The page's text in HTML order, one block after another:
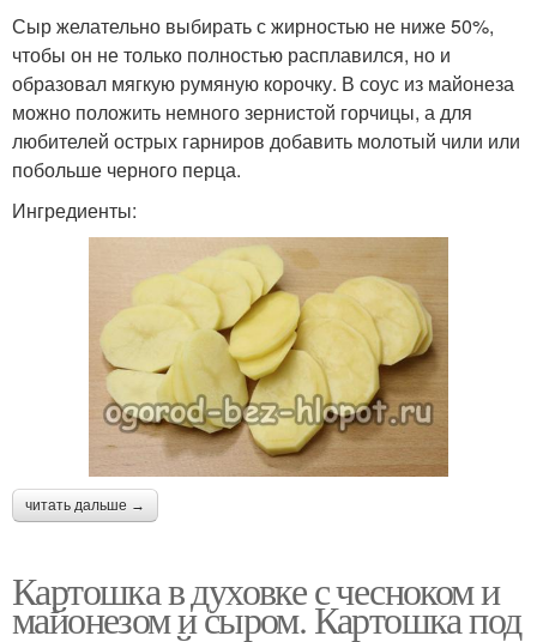
Сыр желательно выбирать с жирностью не ниже 50%,
чтобы он не только полностью расплавился, но и
образовал мягкую румяную корочку. В соус из майонеза
можно положить немного зернистой горчицы, а для
любителей острых гарниров добавить молотый чили или
побольше черного перца.
Ингредиенты:
читать дальше →
Картошка в духовке с чесноком и
майонезом и сыром. Картошка под